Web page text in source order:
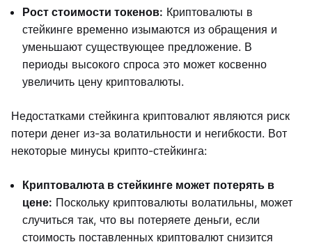
Рост стоимости токенов: Криптовалюты в
стейкинге временно изымаются из обращения и
уменьшают существующее предложение. В
периоды высокого спроса это может косвенно
увеличить цену криптовалюты.
Недостатками стейкинга криптовалют являются риск
потери денег из-за волатильности и негибкости. Вот
некоторые минусы крипто-стейкинга:
Криптовалюта в стейкинге может потерять в
цене: Поскольку криптовалюты волатильны, может
случиться так, что вы потеряете деньги, если
стоимость поставленных криптовалют снизится